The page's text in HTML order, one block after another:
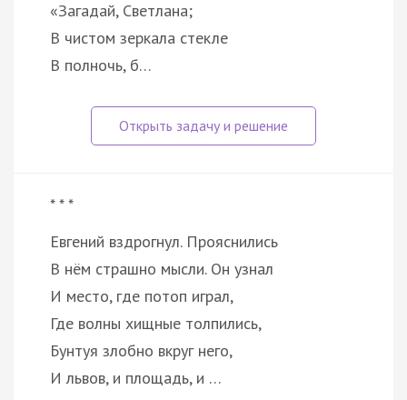
«Загадай, Светлана;
В чистом зеркала стекле
В полночь, б…
* * *
Евгений вздрогнул. Прояснились
В нём страшно мысли. Он узнал
И место, где потоп играл,
Где волны хищные толпились,
Бунтуя злобно вкруг него,
И львов, и площадь, и …